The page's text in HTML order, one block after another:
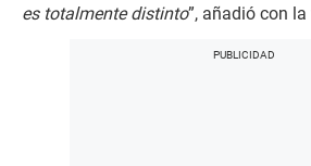
es totalmente distinto”, añadió con